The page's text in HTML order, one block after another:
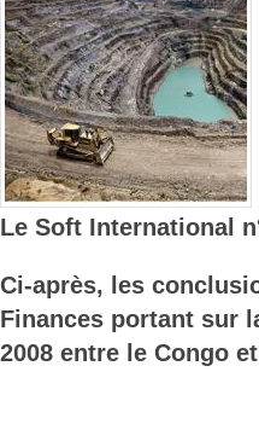
Le Soft International
Ci-après, les
Finances portant sur
2008 entre le Congo